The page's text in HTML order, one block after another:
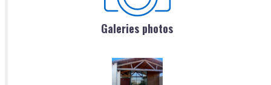
Galeries photos